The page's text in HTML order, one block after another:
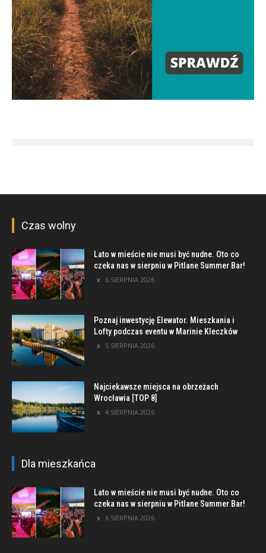
Czas wolny
Lato w mieście nie musi być nudne. Oto co
czeka nas w sierpniu w Pitlane Summer Bar!
6 SIERPNIA 2026
Poznaj inwestycję Elewator. Mieszkania i
Lofty podczas eventu w Marinie Kleczków
5 SIERPNIA 2026
Najciekawsze miejsca na obrzeżach
Wrocławia [TOP 8]
4 SIERPNIA 2026
Dla mieszkańca
Lato w mieście nie musi być nudne. Oto co
czeka nas w sierpniu w Pitlane Summer Bar!
6 SIERPNIA 2026